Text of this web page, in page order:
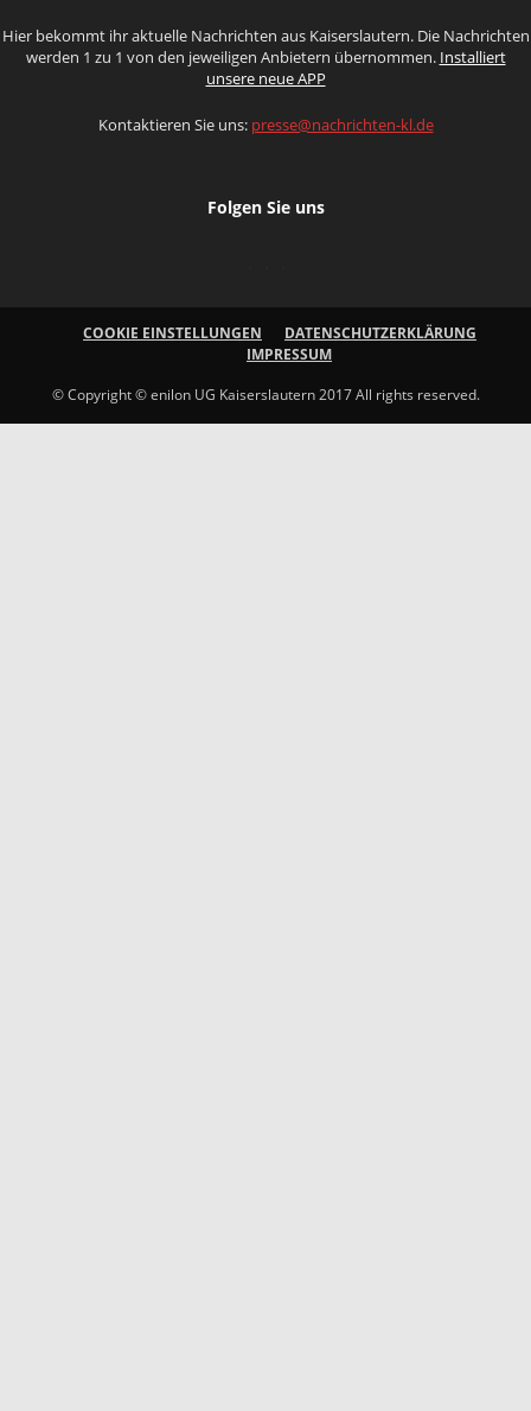
Hier bekommt ihr aktuelle Nachrichten aus Kaiserslautern. Die Nachrichten
werden 1 zu 1 von den jeweiligen Anbietern übernommen. Installiert
unsere neue APP
Kontaktieren Sie uns: presse@nachrichten-kl.de
Folgen Sie uns
COOKIE EINSTELLUNGEN
DATENSCHUTZERKLÄRUNG
IMPRESSUM
© Copyright © enilon UG Kaiserslautern 2017 All rights reserved.